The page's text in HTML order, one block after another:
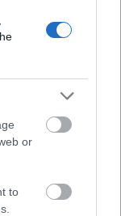
or
to
u plitkom,
za
jarkim
živopisnu
potočarke.
kanala
listovi
koji se
i blago
odbija od
bujni rast i